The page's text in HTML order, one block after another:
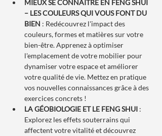
MIEUX SE CONNAÎTRE EN FENG SHUI
– LES COULEURS QUI VOUS FONT DU
BIEN : Redécouvrez l'impact des
couleurs, formes et matières sur votre
bien-être. Apprenez à optimiser
l'emplacement de votre mobilier pour
dynamiser votre espace et améliorer
votre qualité de vie. Mettez en pratique
vos nouvelles connaissances grâce à des
exercices concrets !
LA GÉOBIOLOGIE ET LE FENG SHUI :
Explorez les effets souterrains qui
affectent votre vitalité et découvrez